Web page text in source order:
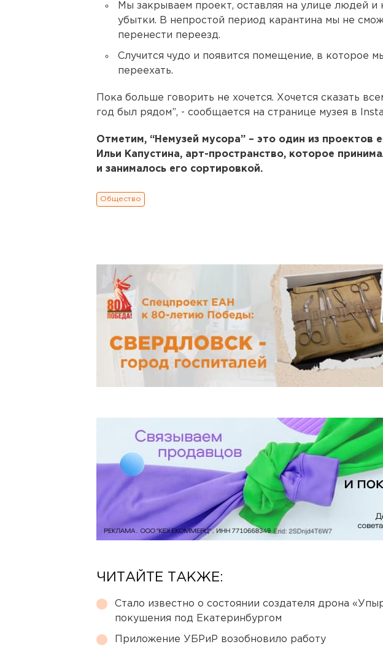
Мы закрываем проект, оставляя на улице людей и
убытки. В непростой период карантина мы не
перенести переезд.
Случится чудо и появится помещение, в которое
переехать.
Пока больше говорить не хочется. Хочется сказать
год был рядом”, - сообщается на странице музея в
Отметим, “Немузей мусора” – это один из проектов
Ильи Капустина, арт-пространство, которое
и занималось его сортировкой.
Общество
ЧИТАЙТЕ ТАКЖЕ:
Стало известно о состоянии создателя дрона
покушения под Екатеринбургом
Приложение УБРиР возобновило работу